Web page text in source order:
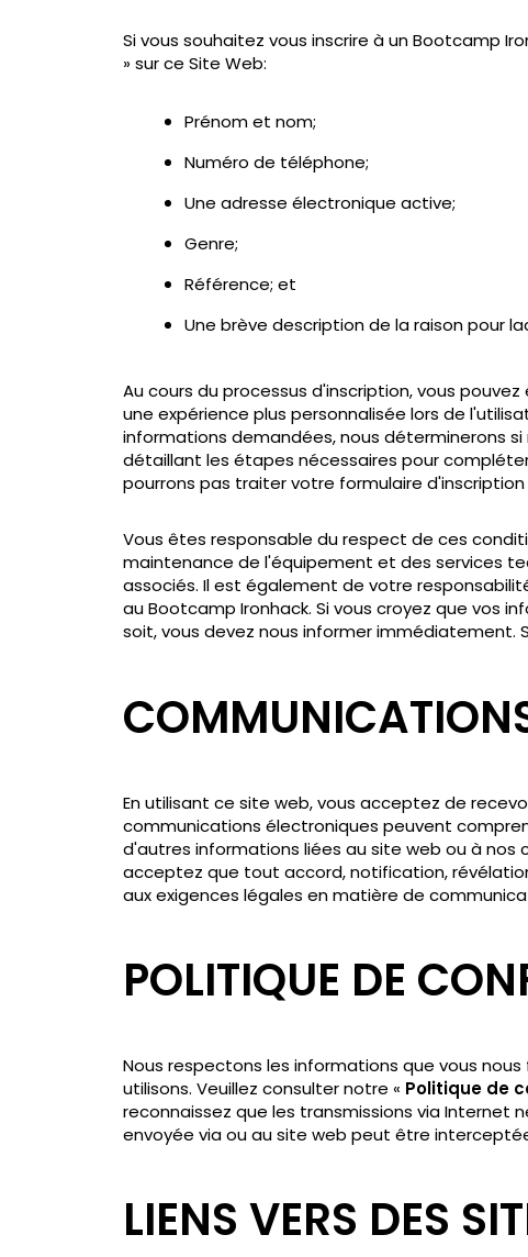
Si vous souhaitez vous inscrire à un Bootcamp
» sur ce Site Web:
Prénom et nom;
Numéro de téléphone;
Une adresse électronique active;
Genre;
Référence; et
Une brève description de la raison pour
Au cours du processus d'inscription, vous
une expérience plus personnalisée lors de
informations demandées, nous déterminerons
détaillant les étapes nécessaires pour
pourrons pas traiter votre formulaire
Vous êtes responsable du respect de ces
maintenance de l'équipement et des services
associés. Il est également de votre
au Bootcamp Ironhack. Si vous croyez que vos
soit, vous devez nous informer immédiatement.
En utilisant ce site web, vous acceptez de
communications électroniques peuvent
d'autres informations liées au site web ou à
acceptez que tout accord, notification,
aux exigences légales en matière de
POLITIQUE DE
Nous respectons les informations que vous
utilisons. Veuillez consulter notre « Politique de
reconnaissez que les transmissions via Internet
envoyée via ou au site web peut être
LIENS VERS DES